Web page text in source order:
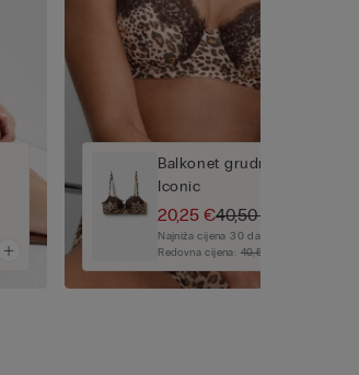
Balkonet grudnjak Sofia
Iconic
20,25 €40,50 €
Najniža cijena 30 dana prije početka
Redovna cijena:40,50 €